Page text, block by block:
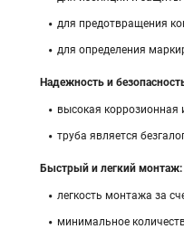
для предотвращения
для определения
Надежность и
высокая коррозионная
труба является
Быстрый и легкий монтаж:
легкость монтажа за
минимальное